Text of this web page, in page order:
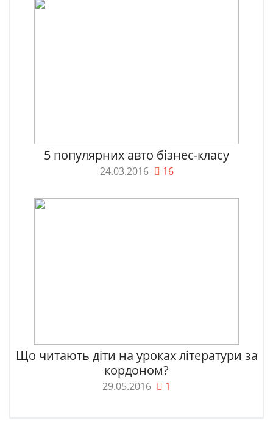
5 популярних авто бізнес-класу
24.03.2016 16
Що читають діти на уроках літератури за
кордоном?
29.05.2016 1